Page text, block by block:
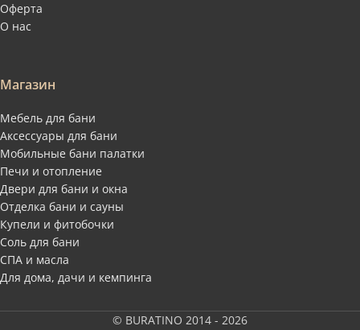
Оферта
О нас
Магазин
Мебель для бани
Аксессуары для бани
Мобильные бани палатки
Печи и отопление
Двери для бани и окна
Отделка бани и сауны
Купели и фитобочки
Соль для бани
СПА и масла
Для дома, дачи и кемпинга
© BURATINO 2014 - 2026